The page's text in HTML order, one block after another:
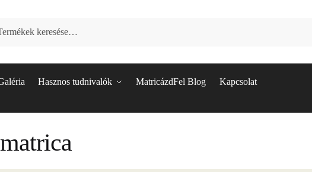
Hasznos tudnivalók MatricázdFel Blog Kapcsolat